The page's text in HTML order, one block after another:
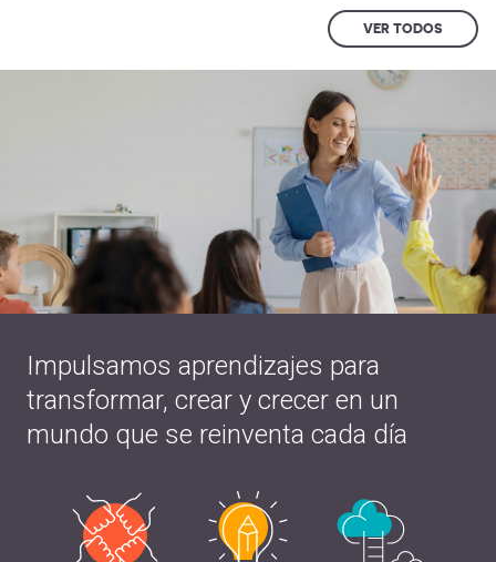
VER TODOS
Impulsamos aprendizajes para
transformar, crear y crecer en un
mundo que se reinventa cada día